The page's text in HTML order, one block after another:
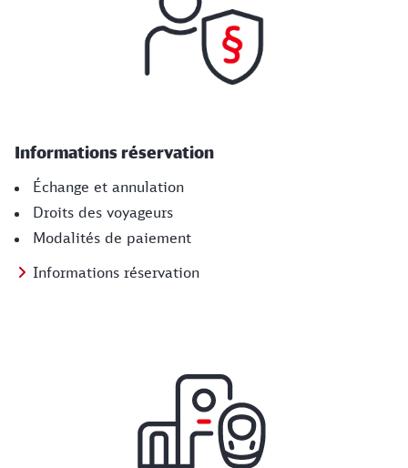
Informations réservation
Échange et annulation
Droits des voyageurs
Modalités de paiement
Informations réservation